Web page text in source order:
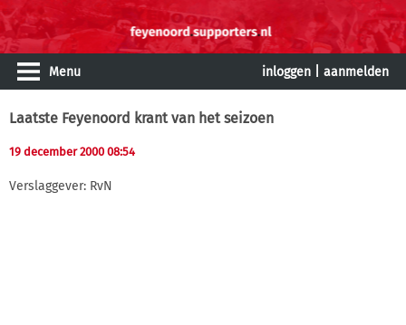
Menu inloggen aanmelden
Laatste Feyenoord krant van het seizoen
19 december 2000 08:54
Verslaggever: RvN